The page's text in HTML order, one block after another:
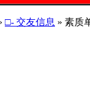
□- 交友信息 » 素质